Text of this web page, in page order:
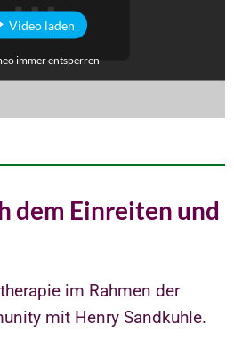
Video laden
immer entsperren
dem Einreiten und
im Rahmen der
mit Henry Sandkuhle.